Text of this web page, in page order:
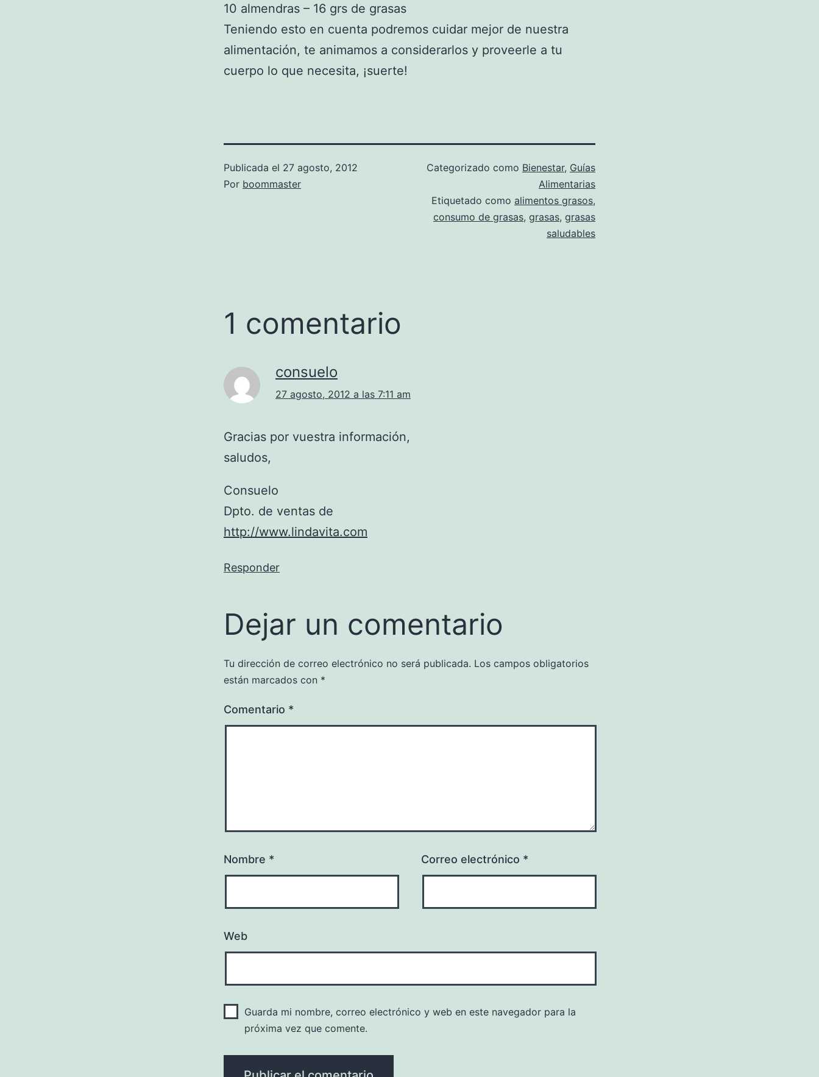
10 almendras – 16 grs de grasas
Teniendo esto en cuenta podremos cuidar mejor de nuestra
alimentación, te animamos a considerarlos y proveerle a tu
cuerpo lo que necesita, ¡suerte!
Publicada el 27 agosto, 2012
Por boommaster
Categorizado como Bienestar, Guías
Alimentarias
Etiquetado como alimentos grasos,
consumo de grasas, grasas, grasas
saludables
1 comentario
consuelo
27 agosto, 2012 a las 7:11 am
Gracias por vuestra información,
saludos,
Consuelo
Dpto. de ventas de
http://www.lindavita.com
Responder
Dejar un comentario
Tu dirección de correo electrónico no será publicada. Los campos obligatorios
están marcados con *
Comentario *
Nombre * Correo electrónico *
Web
Guarda mi nombre, correo electrónico y web en este navegador para la
próxima vez que comente.